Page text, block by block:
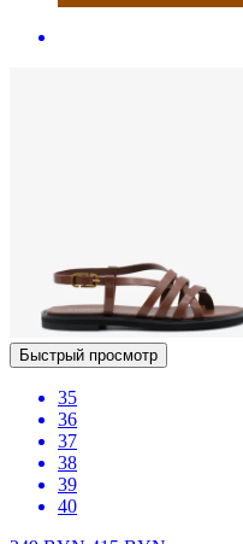
Быстрый просмотр
35
36
37
38
39
40